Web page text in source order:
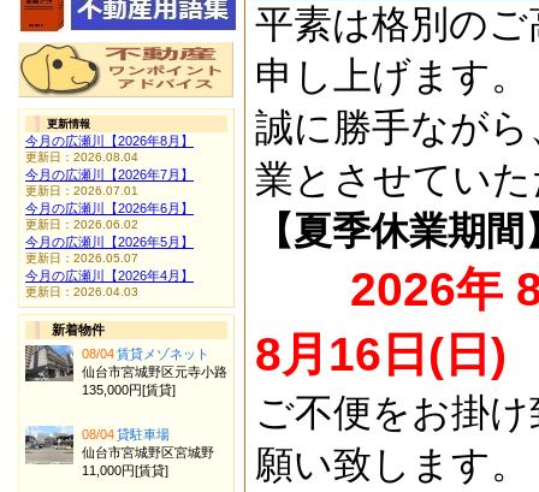
平素は格別の
申し上げます。
誠に勝手なが
業とさせてい
【夏季休業期間
2026年
8月16日(日)
ご不便をお掛
願い致します。
更新情報
今月の広瀬川【2026年8月】
更新日：2026.08.04
今月の広瀬川【2026年7月】
更新日：2026.07.01
今月の広瀬川【2026年6月】
更新日：2026.06.02
今月の広瀬川【2026年5月】
更新日：2026.05.07
今月の広瀬川【2026年4月】
更新日：2026.04.03
新着物件
08/04賃貸メゾネット
仙台市宮城野区元寺小路
135,000円[賃貸]
08/04貸駐車場
仙台市宮城野区宮城野
11,000円[賃貸]